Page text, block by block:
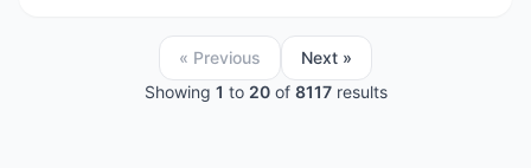
« Previous
Next »
Showing 1 to 20of 8117results